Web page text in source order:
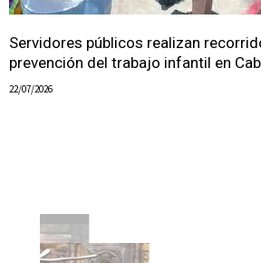
Servidores públicos realizan
prevención del trabajo infantil en
22/07/2026